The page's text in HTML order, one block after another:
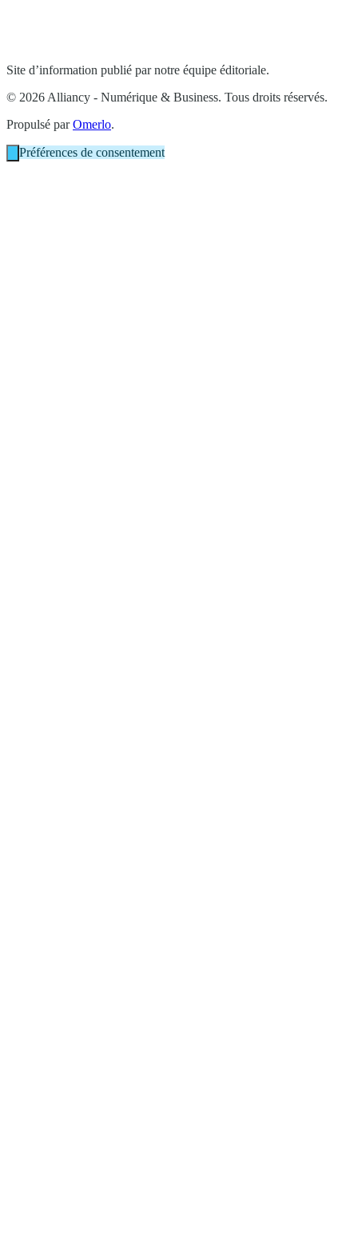
Site d’information publié par notre équipe éditoriale.
© 2026 Alliancy - Numérique & Business. Tous droits réservés.
Propulsé parOmerlo.
Préférences de consentement